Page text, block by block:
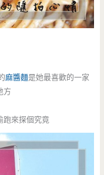
麻醬麵是她最喜歡的一家
方
跑來探個究竟